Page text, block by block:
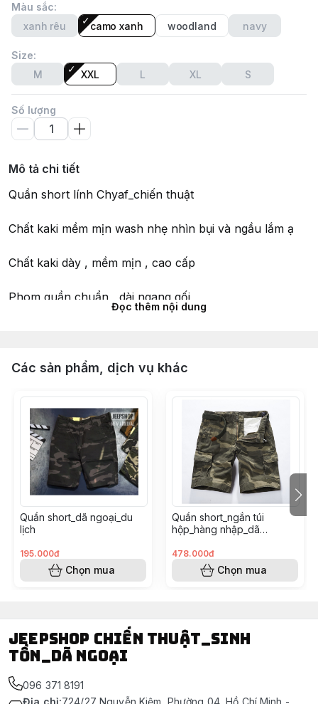
Màu sắc:
xanh rêu
camo xanh woodland navy
Size:
M
XXL L XL S
Số lượng
Mô tả chi tiết
Quần short lính Chyaf_chiến thuật
Chất kaki mềm mịn wash nhẹ nhìn bụi và ngầu lắm ạ
Chất kaki dày , mềm mịn , cao cấp
Phom quần chuẩn , dài ngang gối
lần
Size
S/28 vòng eo 72 - 80cm
M/30 vòng eo 76 - 84cm
L/32 vòng eo 80 - 88cm
XL/34 vòng eo 84 - 92cm
XXL/36 vòng eo 88 - 98cm
#quantuihop #shorttuihop #quanlungtuihop
#quanshortlinh #quantuihop #quanngantuihop
#kakituihop #quanshort #quanngan #quanlungthun
#camo #tactical #quandoi #linh #dangoai #phuot
Đọc thêm nội dung
Các sản phẩm, dịch vụ khác
Quần short_dã ngoại_du
lịch
195.000đ
Chọn mua
Quần short_ngắn túi
hộp_hàng nhập_dã
478.000đ
Chọn mua
Jeepshop chiến thuật_sinh
tồn_dã ngoại
096 371 8191
Địa chỉ:724/27 Nguyễn Kiệm, Phường 04, Hồ Chí Minh -